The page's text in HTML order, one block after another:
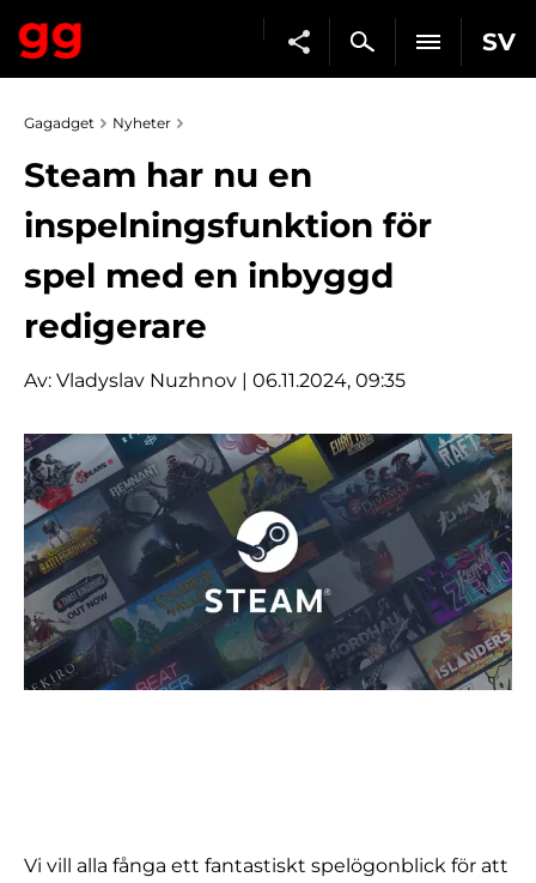
SV
Gagadget Nyheter
Steam har nu en
inspelningsfunktion för
spel med en inbyggd
redigerare
Av: Vladyslav Nuzhnov | 06.11.2024, 09:35
Vi vill alla fånga ett fantastiskt spelögonblick för att